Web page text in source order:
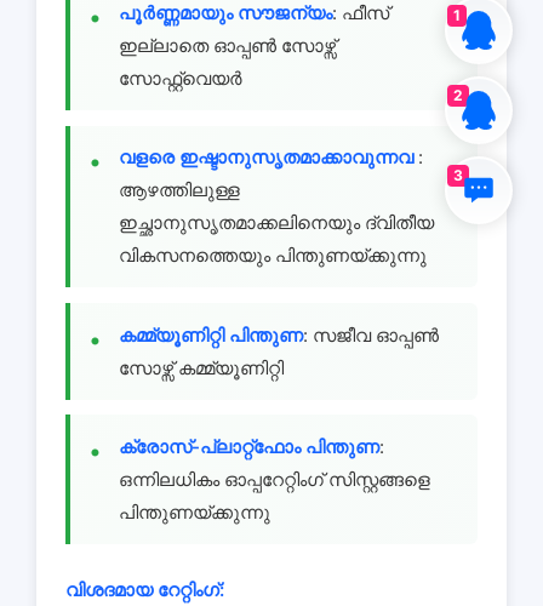
പൂർണ്ണമായും സൗജന്യം: ഫീസ്
ഇല്ലാതെ ഓപ്പൺ സോഴ്സ്
സോഫ്റ്റ്വെയർ
വളരെ ഇഷ്ടാനുസൃതമാക്കാവുന്നവ :
ആഴത്തിലുള്ള
ഇച്ഛാനുസൃതമാക്കലിനെയും ദ്വിതീയ
വികസനത്തെയും പിന്തുണയ്ക്കുന്നു
കമ്മ്യൂണിറ്റി പിന്തുണ: സജീവ ഓപ്പൺ
സോഴ്സ് കമ്മ്യൂണിറ്റി
ക്രോസ്-പ്ലാറ്റ്ഫോം പിന്തുണ:
ഒന്നിലധികം ഓപ്പറേറ്റിംഗ് സിസ്റ്റങ്ങളെ
പിന്തുണയ്ക്കുന്നു
വിശദമായ റേറ്റിംഗ്:
1
2
3